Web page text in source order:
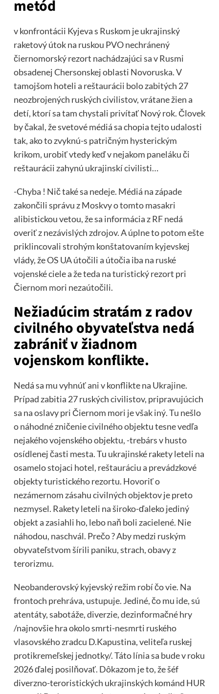
metód
v konfrontácii Kyjeva s Ruskom je ukrajinský
raketový útok na ruskou PVO nechránený
čiernomorský rezort nachádzajúci sa v Rusmi
obsadenej Chersonskej oblasti Novoruska. V
tamojšom hoteli a reštaurácii bolo zabitých 27
neozbrojených ruských civilistov, vrátane žien a
detí, ktorí sa tam chystali privítať Nový rok. Človek
by čakal, že svetové médiá sa chopia tejto udalosti
tak, ako to zvyknú-s patričným hysterickým
krikom, urobiť vtedy keď v nejakom paneláku či
reštaurácii zahynú ukrajinskí civilisti…
-Chyba ! Nič také sa nedeje. Médiá na západe
zakončili správu z Moskvy o tomto masakri
alibistickou vetou, že sa informácia z RF nedá
overiť z nezávislých zdrojov. A úplne to potom ešte
priklincovali strohým konštatovaním kyjevskej
vlády, že OS UA útočili a útočia iba na ruské
vojenské ciele a že teda na turistický rezort pri
Čiernom mori nezaútočili.
Nežiadúcim stratám z radov
civilného obyvateľstva nedá
zabrániť v žiadnom
vojenskom konflikte.
Nedá sa mu vyhnúť ani v konflikte na Ukrajine.
Prípad zabitia 27 ruských civilistov, pripravujúcich
sa na oslavy pri Čiernom mori je však iný. Tu nešlo
o náhodné zničenie civilného objektu tesne vedľa
nejakého vojenského objektu, -trebárs v husto
osídlenej časti mesta. Tu ukrajinské rakety leteli na
osamelo stojaci hotel, reštauráciu a prevádzkové
objekty turistického rezortu. Hovoriť o
nezámernom zásahu civilných objektov je preto
nezmysel. Rakety leteli na široko-ďaleko jediný
objekt a zasiahli ho, lebo naň boli zacielené. Nie
náhodou, naschvál. Prečo ? Aby medzi ruským
obyvateľstvom šírili paniku, strach, obavy z
terorizmu.
Neobanderovský kyjevský režim robí čo vie. Na
frontoch prehráva, ustupuje. Jediné, čo mu ide, sú
atentáty, sabotáže, diverzie, dezinformačné hry
/najnovšie hra okolo smrti-nesmrti ruského
vlasovského zradcu D.Kapustina, veliteľa ruskej
protikremeľskej jednotky/. Táto línia sa bude v roku
2026 ďalej posilňovať. Dôkazom je to, že šéf
diverzno-teroristických ukrajinských kománd HUR